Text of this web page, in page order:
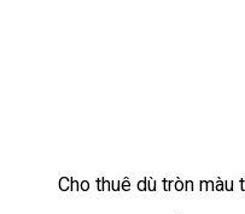
Cho thuê dù tròn